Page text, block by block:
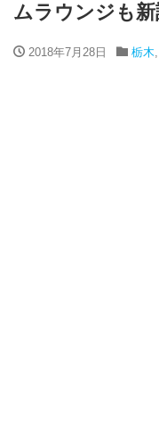
ムラウンジも新
2018年7月28日 栃木,